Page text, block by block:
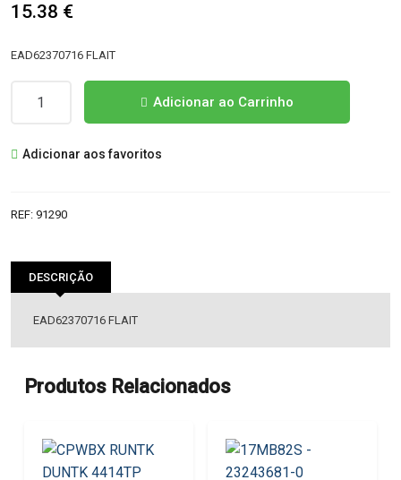
15.38 €
EAD62370716 FLAIT
FLAIT
Adicionar ao Carrinho
Adicionar aos favoritos
REF: 91290
DESCRIÇÃO
EAD62370716 FLAIT
Produtos Relacionados